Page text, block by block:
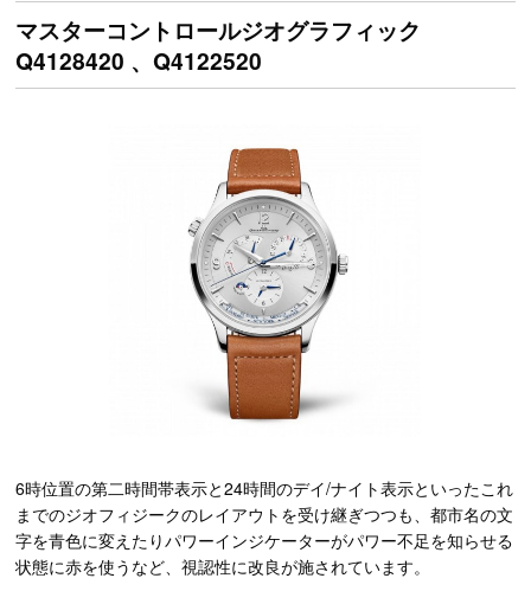
マスターコントロールジオグラフィック
Q4128420 、Q4122520
6時位置の第二時間帯表示と24時間のデイ/ナイト表示といったこれ
までのジオフィジークのレイアウトを受け継ぎつつも、都市名の文
字を青色に変えたりパワーインジケーターがパワー不足を知らせる
状態に赤を使うなど、視認性に改良が施されています。